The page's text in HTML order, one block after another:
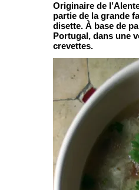
Originaire de
partie de la grande
disette. À base de
Portugal, dans une
crevettes.